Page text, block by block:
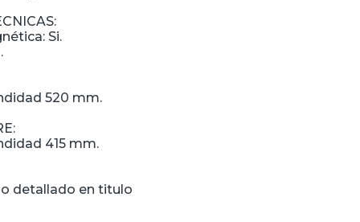
Si.
520 mm.
415 mm.
detallado en titulo